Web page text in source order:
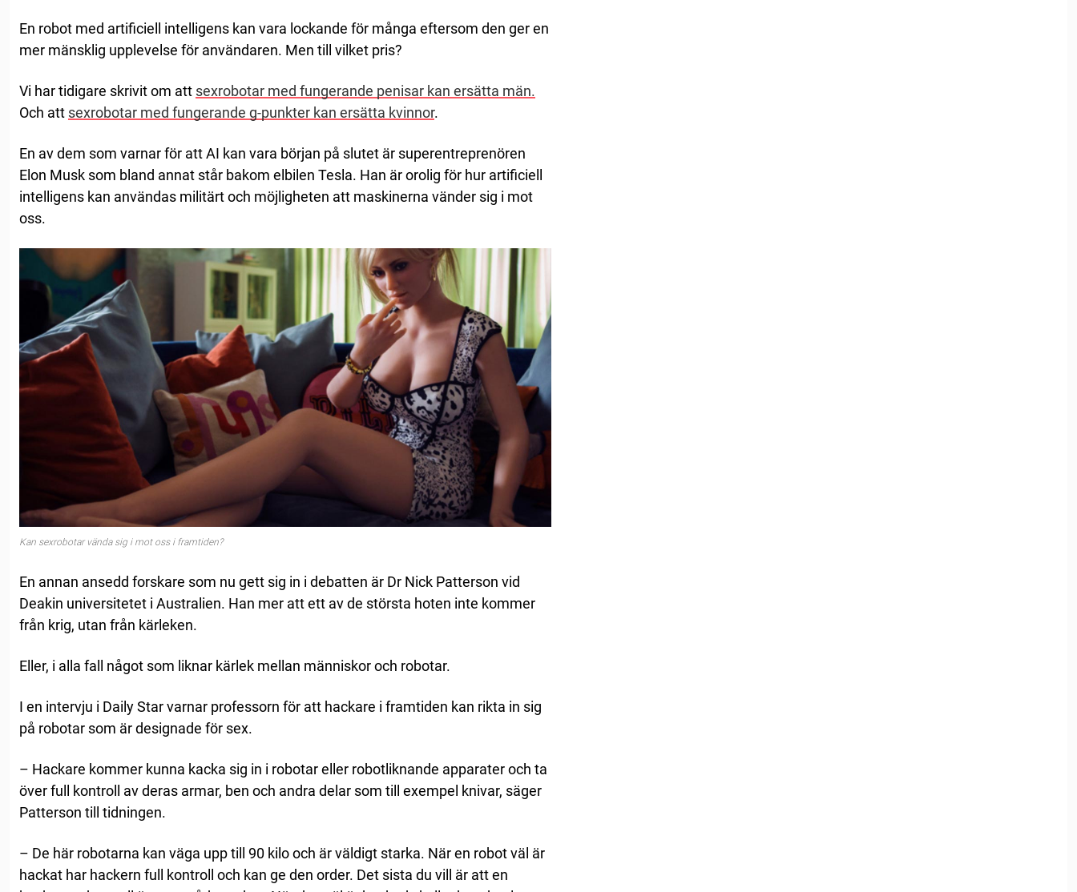
En robot med artificiell intelligens kan vara lockande för många eftersom den ger en
mer mänsklig upplevelse för användaren. Men till vilket pris?
Vi har tidigare skrivit om att sexrobotar med fungerande penisar kan ersätta män.
Och att sexrobotar med fungerande g-punkter kan ersätta kvinnor.
En av dem som varnar för att AI kan vara början på slutet är superentreprenören
Elon Musk som bland annat står bakom elbilen Tesla. Han är orolig för hur artificiell
intelligens kan användas militärt och möjligheten att maskinerna vänder sig i mot
oss.
Kan sexrobotar vända sig i mot oss i framtiden?
En annan ansedd forskare som nu gett sig in i debatten är Dr Nick Patterson vid
Deakin universitetet i Australien. Han mer att ett av de största hoten inte kommer
från krig, utan från kärleken.
Eller, i alla fall något som liknar kärlek mellan människor och robotar.
I en intervju i Daily Star varnar professorn för att hackare i framtiden kan rikta in sig
på robotar som är designade för sex.
– Hackare kommer kunna kacka sig in i robotar eller robotliknande apparater och ta
över full kontroll av deras armar, ben och andra delar som till exempel knivar, säger
Patterson till tidningen.
– De här robotarna kan väga upp till 90 kilo och är väldigt starka. När en robot väl är
hackat har hackern full kontroll och kan ge den order. Det sista du vill är att en